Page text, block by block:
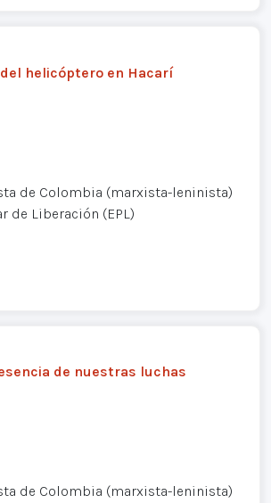
helicóptero en Hacarí
de Colombia (marxista-leninista)
de Liberación (EPL)
de nuestras luchas
de Colombia (marxista-leninista)